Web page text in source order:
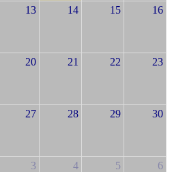
13 14 15 16
20 21 22 23
27 28 29 30
3 4 5 6